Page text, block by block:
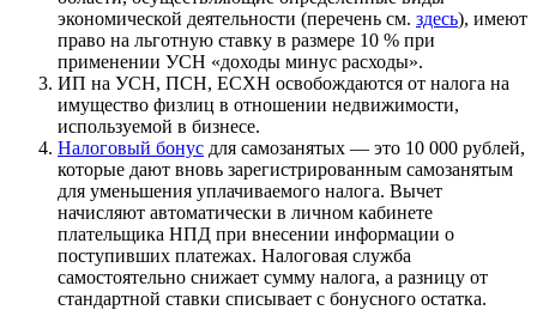
экономической деятельности (перечень см. здесь), имеют
право на льготную ставку в размере 10 % при
применении УСН «доходы минус расходы».
ИП на УСН, ПСН, ЕСХН освобождаются от налога на
имущество физлиц в отношении недвижимости,
используемой в бизнесе.
Налоговый бонус для самозанятых — это 10 000 рублей,
которые дают вновь зарегистрированным самозанятым
для уменьшения уплачиваемого налога. Вычет
начисляют автоматически в личном кабинете
плательщика НПД при внесении информации о
поступивших платежах. Налоговая служба
самостоятельно снижает сумму налога, а разницу от
стандартной ставки списывает с бонусного остатка.